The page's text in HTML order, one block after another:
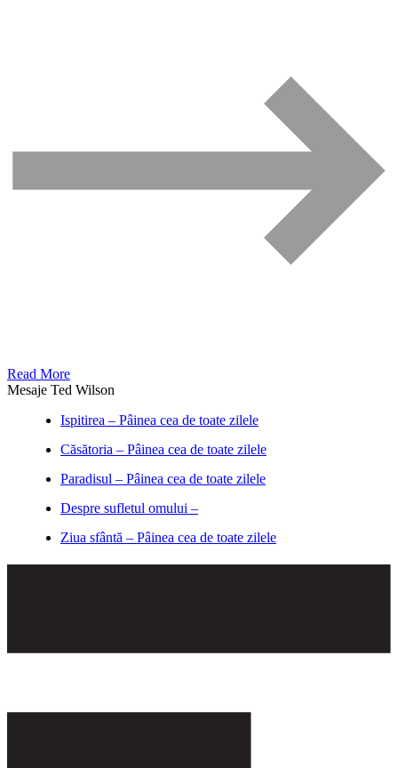
Read More
Mesaje Ted Wilson
Ispitirea – Pâinea cea de toate zilele
Căsătoria – Pâinea cea de toate zilele
Paradisul – Pâinea cea de toate zilele
Despre sufletul omului –
Ziua sfântă – Pâinea cea de toate zilele